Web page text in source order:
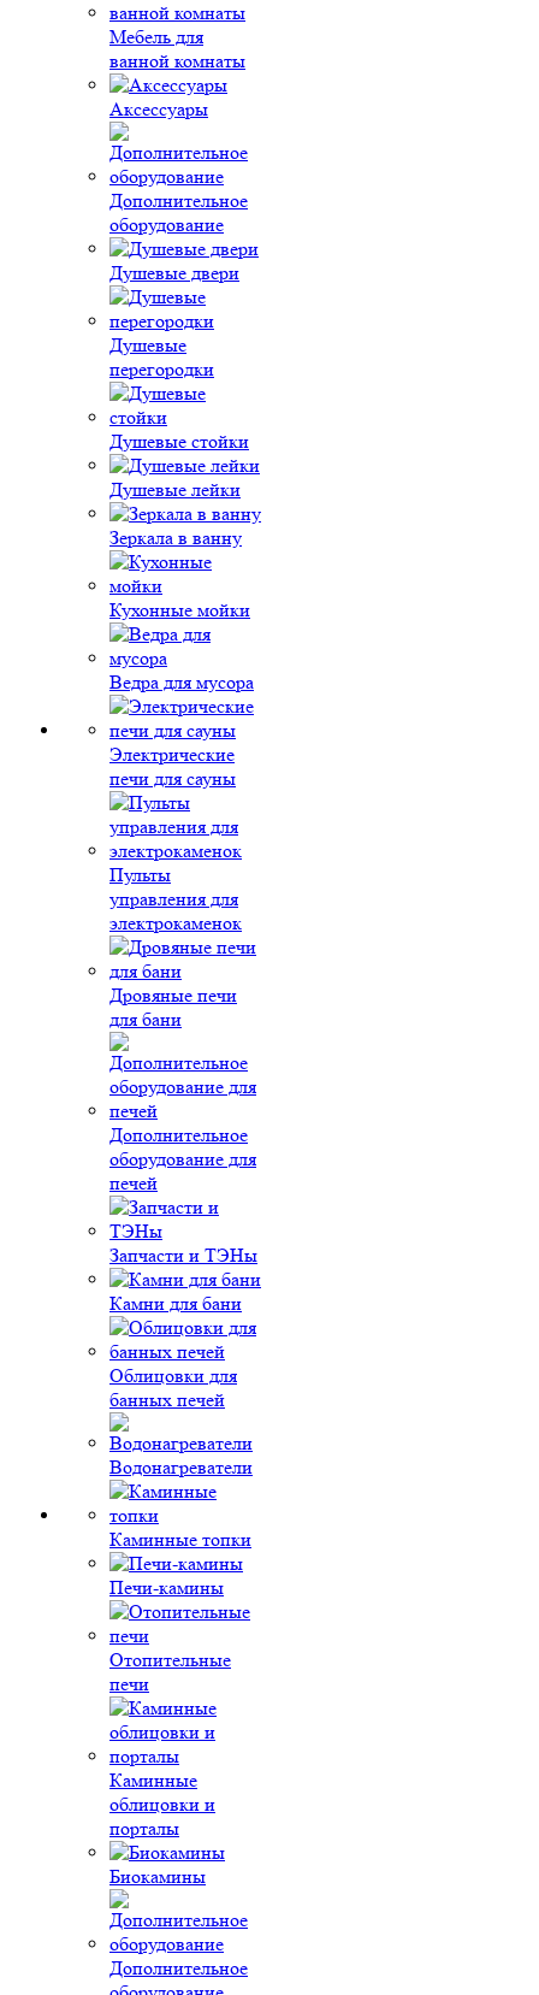
Мебель для
ванной комнаты
Аксессуары
Дополнительное
оборудование
Душевые двери
Душевые
перегородки
Душевые стойки
Душевые лейки
Зеркала в ванну
Кухонные мойки
Ведра для мусора
Электрические
печи для сауны
Пульты
управления для
электрокаменок
Дровяные печи
для бани
Дополнительное
оборудование для
печей
Запчасти и ТЭНы
Камни для бани
Облицовки для
банных печей
Водонагреватели
Каминные топки
Печи-камины
Отопительные
печи
Каминные
облицовки и
порталы
Биокамины
Дополнительное